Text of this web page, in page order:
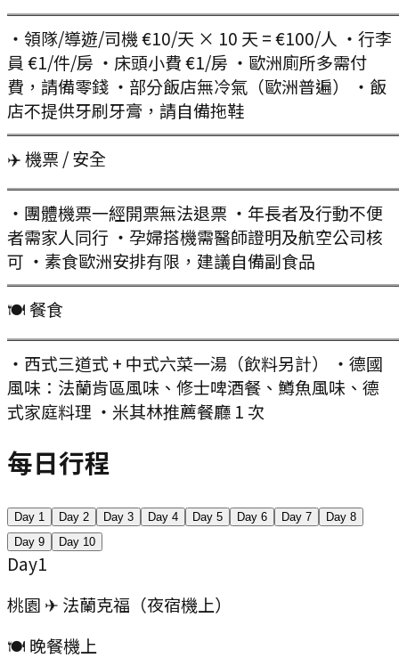
・領隊/導遊/司機 €10/天 × 10 天 = €100/人 ・行李
員 €1/件/房 ・床頭小費 €1/房 ・歐洲廁所多需付
費，請備零錢 ・部分飯店無冷氣（歐洲普遍） ・飯
店不提供牙刷牙膏，請自備拖鞋
✈️ 機票 / 安全
・團體機票一經開票無法退票 ・年長者及行動不便
者需家人同行 ・孕婦搭機需醫師證明及航空公司核
可 ・素食歐洲安排有限，建議自備副食品
🍽 餐食
・西式三道式 + 中式六菜一湯（飲料另計） ・德國
風味：法蘭肯區風味、修士啤酒餐、鱒魚風味、德
式家庭料理 ・米其林推薦餐廳 1 次
每日行程
Day 1 Day 2 Day 3 Day 4 Day 5 Day 6 Day 7 Day 8
Day 9 Day 10
Day1
桃園 ✈ 法蘭克福（夜宿機上）
🍽️ 晚餐機上